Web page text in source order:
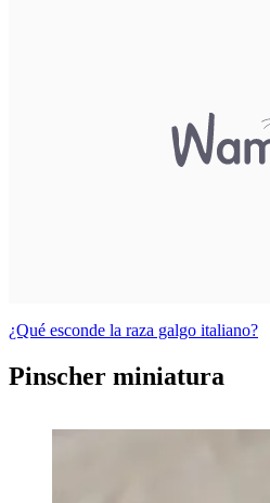
¿Qué esconde la raza galgo italiano?
Pinscher miniatura